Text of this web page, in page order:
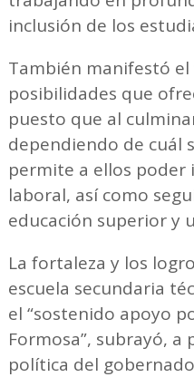
inclusión de los
También manifestó
posibilidades que
puesto que al
dependiendo de cuál
permite a ellos poder
laboral, así como
educación superior y
La fortaleza y los
escuela secundaria
el “sostenido apoyo
Formosa”, subrayó, a
política del